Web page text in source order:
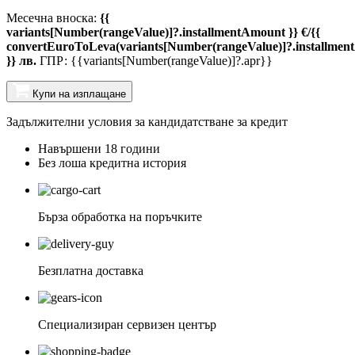
Месечна вноска: {{
variants[Number(rangeValue)]?.installmentAmount }} €/{{
}} лв. ГПР: {{variants[Number(rangeValue)]?.apr}}
Купи на изплащане
Задължителни условия за кандидатстване за кредит
Навършени 18 години
Без лоша кредитна история
Бърза обработка на поръчките
Безплатна доставка
Специализиран сервизен център